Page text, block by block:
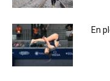
En